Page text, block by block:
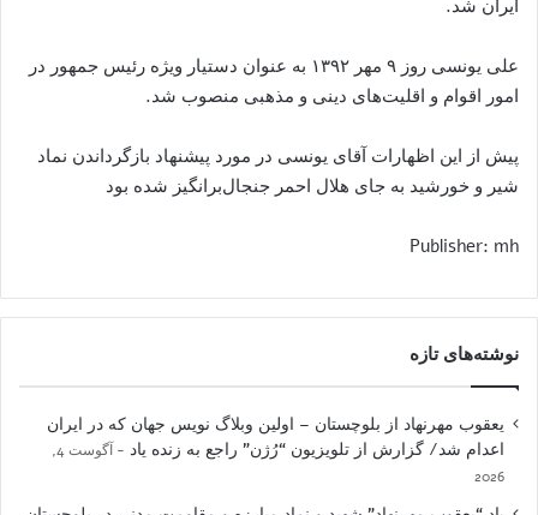
ایران شد.
علی یونسی روز ۹ مهر ۱۳۹۲ به عنوان دستیار ویژه رئیس ‌جمهور در
امور اقوام و اقلیت‌های دینی و مذهبی منصوب شد.
پیش از این اظهارات آقای یونسی در مورد پیشنهاد بازگرداندن نماد
شیر و خورشید به جای هلال احمر جنجال‌برانگیز شده بود
Publisher: mh
نوشته‌های تازه
یعقوب مهرنهاد از بلوچستان – اولین وبلاگ نویس جهان که در ایران
اعدام شد/ گزارش از تلویزیون “رُژن” راجع به زنده یاد
آگوست 4,
2026